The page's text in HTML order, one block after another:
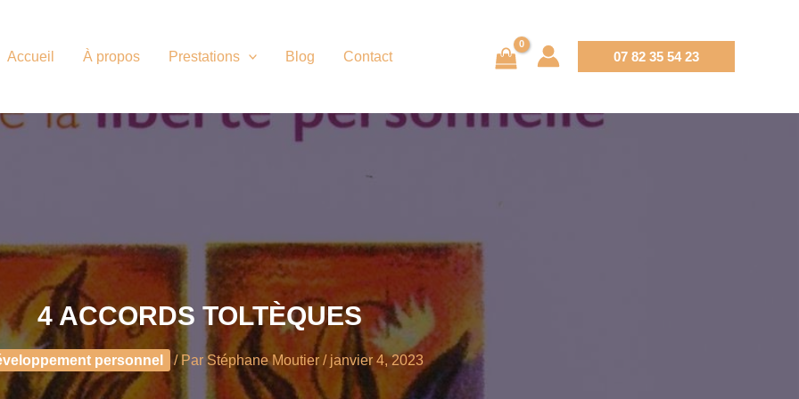
Accueil À propos Prestations Blog Contact 07 82 35 54 23
4 ACCORDS TOLTÈQUES
personnel / ParStéphane Moutier / janvier 4, 2023